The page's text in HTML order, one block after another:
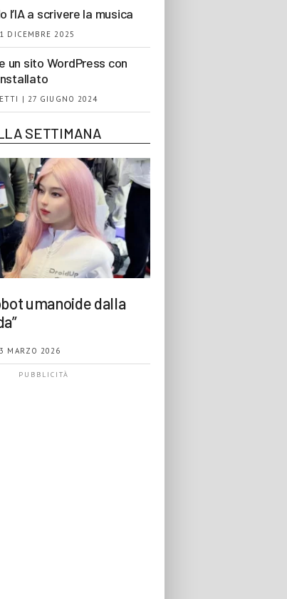
l’IA a scrivere la musica
DICEMBRE 2025
un sito WordPress con
| 27 GIUGNO 2024
SETTIMANA
umanoide dalla
MARZO 2026